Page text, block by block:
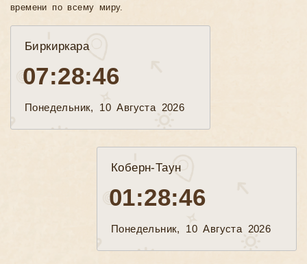
времени по всему миру.
Биркиркара
07:28:48
Понедельник, 10 Августа 2026
Коберн-Таун
01:28:48
Понедельник, 10 Августа 2026